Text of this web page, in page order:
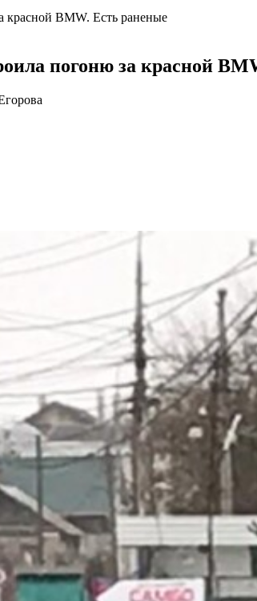
красной BMW. Есть раненые
погоню за красной